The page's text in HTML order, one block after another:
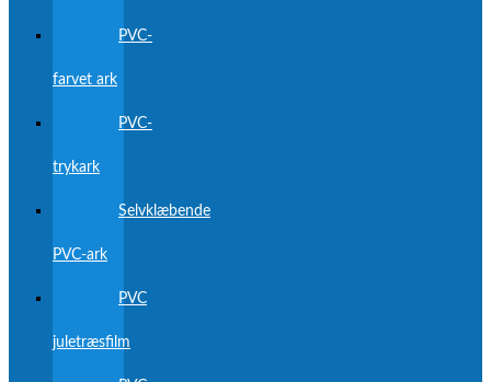
PVC-
farvet ark
PVC-
trykark
Selvklæbende
PVC-ark
PVC
juletræsfilm